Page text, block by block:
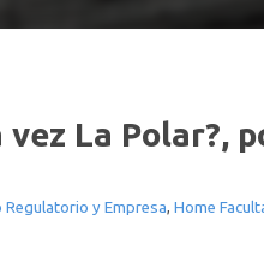
vez La Polar?,
Regulatorio y Empresa, Home